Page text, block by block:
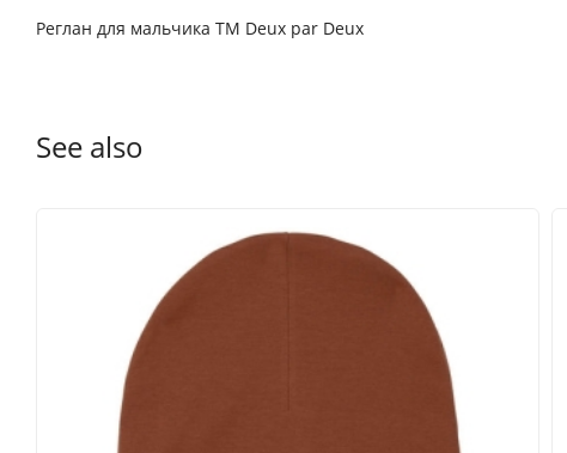
Реглан для мальчика ТМ Deux par Deux
See also